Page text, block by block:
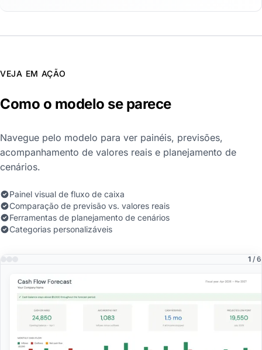
VEJA EM AÇÃO
Como o modelo se parece
Navegue pelo modelo para ver painéis, previsões,
acompanhamento de valores reais e planejamento de
cenários.
Painel visual de fluxo de caixa
Comparação de previsão vs. valores reais
Ferramentas de planejamento de cenários
Categorias personalizáveis
1 / 6